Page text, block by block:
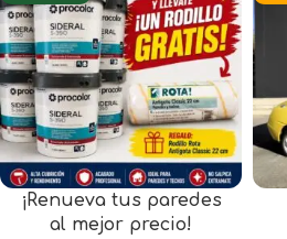
¡Renueva tus paredes
al mejor precio!